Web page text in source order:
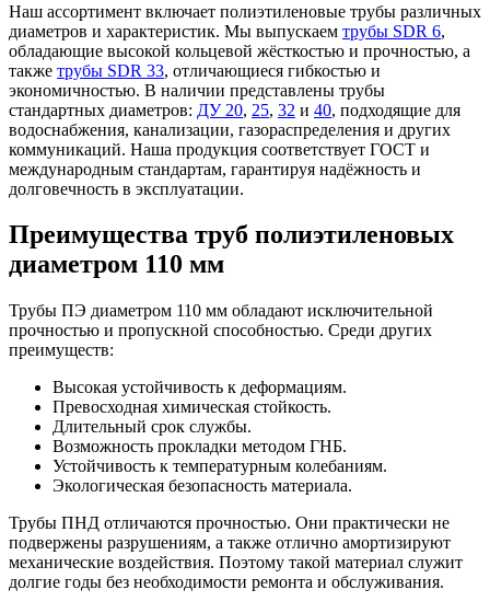
Наш ассортимент включает полиэтиленовые трубы различных
диаметров и характеристик. Мы выпускаем трубы SDR 6,
обладающие высокой кольцевой жёсткостью и прочностью, а
также трубы SDR 33, отличающиеся гибкостью и
экономичностью. В наличии представлены трубы
стандартных диаметров: ДУ 20, 25, 32 и 40, подходящие для
водоснабжения, канализации, газораспределения и других
коммуникаций. Наша продукция соответствует ГОСТ и
международным стандартам, гарантируя надёжность и
долговечность в эксплуатации.
Преимущества труб полиэтиленовых
диаметром 110 мм
Трубы ПЭ диаметром 110 мм обладают исключительной
прочностью и пропускной способностью. Среди других
преимуществ:
Высокая устойчивость к деформациям.
Превосходная химическая стойкость.
Длительный срок службы.
Возможность прокладки методом ГНБ.
Устойчивость к температурным колебаниям.
Экологическая безопасность материала.
Трубы ПНД отличаются прочностью. Они практически не
подвержены разрушениям, а также отлично амортизируют
механические воздействия. Поэтому такой материал служит
долгие годы без необходимости ремонта и обслуживания.